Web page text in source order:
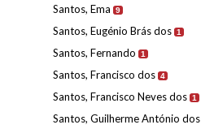
Santos, Ema 9
Santos, Eugénio Brás dos 1
Santos, Fernando 1
Santos, Francisco dos 4
Santos, Francisco Neves dos 1
Santos, Guilherme António dos